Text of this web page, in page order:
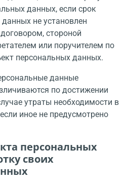
данных, если срок
не установлен
стороной
или поручителем по
персональных данных.
данные
по достижении
утраты необходимости в
иное не предусмотрено
персональных
своих